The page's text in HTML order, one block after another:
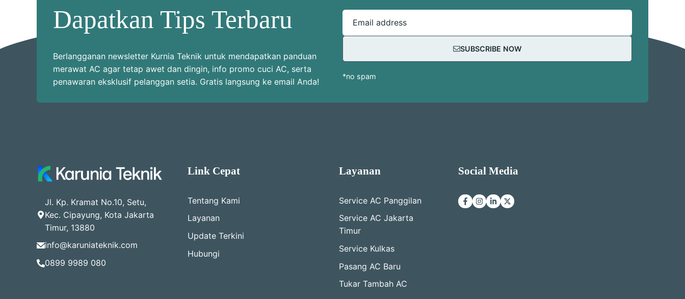
Dapatkan Tips Terbaru
Berlangganan newsletter Kurnia Teknik untuk mendapatkan panduan
merawat AC agar tetap awet dan dingin, info promo cuci AC, serta
penawaran eksklusif pelanggan setia. Gratis langsung ke email Anda!
Email address
SUBSCRIBE NOW
*no spam
Jl. Kp. Kramat No.10, Setu,
Kec. Cipayung, Kota Jakarta
Timur, 13880
info@karuniateknik.com
0899 9989 080
Link Cepat
Tentang Kami
Layanan
Update Terkini
Hubungi
Layanan
Service AC Panggilan
Service AC Jakarta
Timur
Service Kulkas
Pasang AC Baru
Tukar Tambah AC
Social Media